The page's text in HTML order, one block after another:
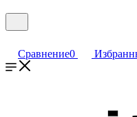
Сравнение0